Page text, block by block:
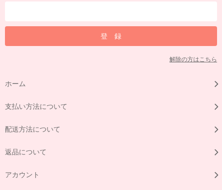
解除の方はこちら
ホーム
支払い方法について
配送方法について
返品について
アカウント